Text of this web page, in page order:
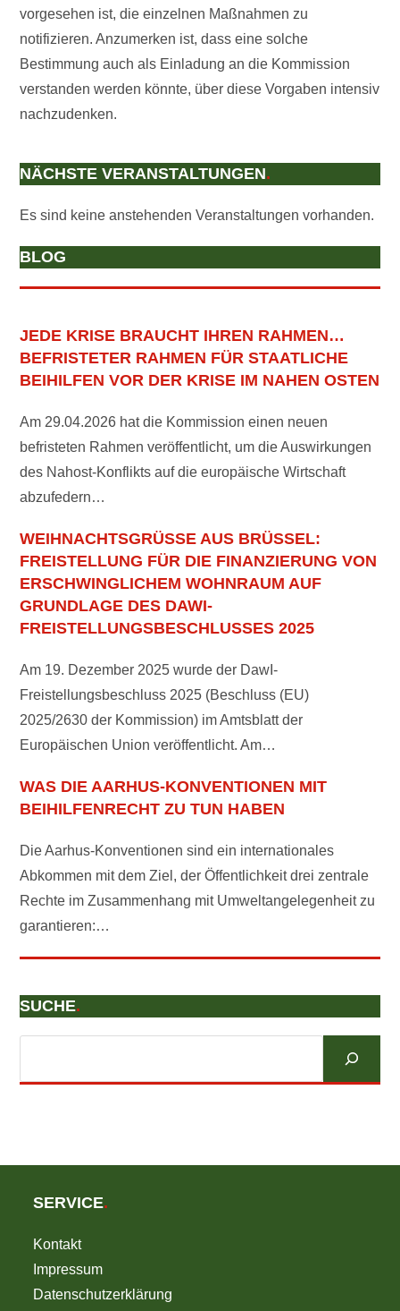
vorgesehen ist, die einzelnen Maßnahmen zu
notifizieren. Anzumerken ist, dass eine solche
Bestimmung auch als Einladung an die Kommission
verstanden werden könnte, über diese Vorgaben intensiv
nachzudenken.
NÄCHSTE VERANSTALTUNGEN.
Es sind keine anstehenden Veranstaltungen vorhanden.
BLOG
JEDE KRISE BRAUCHT IHREN RAHMEN…
BEFRISTETER RAHMEN FÜR STAATLICHE
BEIHILFEN VOR DER KRISE IM NAHEN OSTEN
Am 29.04.2026 hat die Kommission einen neuen
befristeten Rahmen veröffentlicht, um die Auswirkungen
des Nahost-Konflikts auf die europäische Wirtschaft
abzufedern…
WEIHNACHTSGRÜSSE AUS BRÜSSEL: F
REISTELLUNG FÜR DIE FINANZIERUNG VON E
RSCHWINGLICHEM WOHNRAUM AUF G
RUNDLAGE DES DAWI-F
REISTELLUNGSBESCHLUSSES 2025
Am 19. Dezember 2025 wurde der DawI-
Freistellungsbeschluss 2025 (Beschluss (EU)
2025/2630 der Kommission) im Amtsblatt der
Europäischen Union veröffentlicht. Am…
WAS DIE AARHUS-KONVENTIONEN MIT
BEIHILFENRECHT ZU TUN HABEN
Die Aarhus-Konventionen sind ein internationales
Abkommen mit dem Ziel, der Öffentlichkeit drei zentrale
Rechte im Zusammenhang mit Umweltangelegenheit zu
garantieren:…
SUCHE.
SERVICE.
Kontakt
Impressum
Datenschutzerklärung